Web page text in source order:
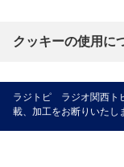
クッキーの使用に
ラジトピ ラジオ関西ト
載、加工をお断りいたし